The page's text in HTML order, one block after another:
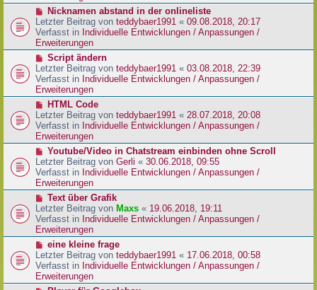
a
g
r
B
e
i
t
a
g
N
e
u
e
r
B
e
i
t
a
g
Nicknamen abstand in der onlineliste
Letzter Beitrag von teddybaer1991 « 09.08.2018, 20:17
Verfasst in Individuelle Entwicklungen / Anpassungen /
Erweiterungen
N
e
u
e
r
B
e
i
t
a
g
Script ändern
Letzter Beitrag von teddybaer1991 « 03.08.2018, 22:39
Verfasst in Individuelle Entwicklungen / Anpassungen /
Erweiterungen
N
e
u
e
r
B
e
i
t
a
g
HTML Code
Letzter Beitrag von teddybaer1991 « 28.07.2018, 20:08
Verfasst in Individuelle Entwicklungen / Anpassungen /
Erweiterungen
N
e
u
e
r
B
e
i
t
a
g
Youtube/Video in Chatstream einbinden ohne Scroll
Letzter Beitrag von Gerli « 30.06.2018, 09:55
Verfasst in Individuelle Entwicklungen / Anpassungen /
Erweiterungen
N
e
u
e
r
B
e
i
t
Text über Grafik
Letzter Beitrag von Maxs « 19.06.2018, 19:11
Verfasst in Individuelle Entwicklungen / Anpassungen /
Erweiterungen
N
e
u
e
r
eine kleine frage
Letzter Beitrag von teddybaer1991 « 17.06.2018, 00:58
Verfasst in Individuelle Entwicklungen / Anpassungen /
Erweiterungen